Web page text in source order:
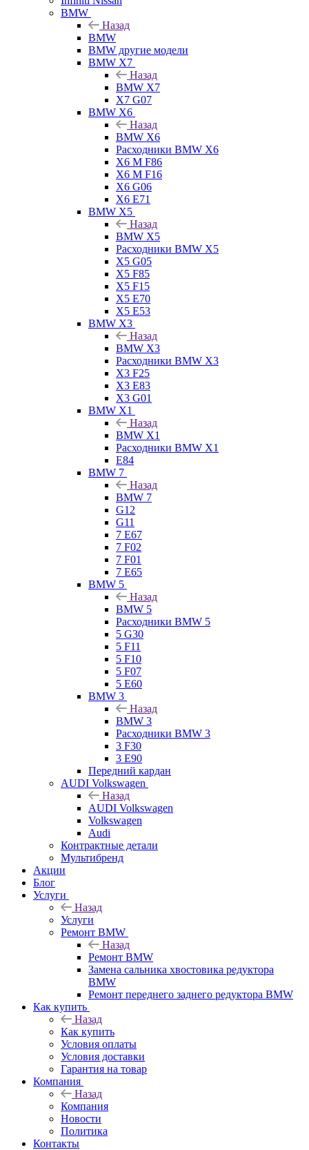
BMW
Назад
BMW
BMW другие модели
BMW X7
Назад
BMW X7
X7 G07
BMW X6
Назад
BMW X6
Расходники BMW X6
X6 M F86
X6 M F16
X6 G06
X6 E71
BMW X5
Назад
BMW X5
Расходники BMW X5
X5 G05
X5 F85
X5 F15
X5 E70
X5 E53
BMW X3
Назад
BMW X3
Расходники BMW X3
X3 F25
X3 E83
X3 G01
BMW X1
Назад
BMW X1
Расходники BMW X1
E84
BMW 7
Назад
BMW 7
G12
G11
7 Е67
7 F02
7 F01
7 E65
BMW 5
Назад
BMW 5
Расходники BMW 5
5 G30
5 F11
5 F10
5 F07
5 E60
BMW 3
Назад
BMW 3
Расходники BMW 3
3 F30
3 E90
Передний кардан
AUDI Volkswagen
Назад
AUDI Volkswagen
Volkswagen
Audi
Контрактные детали
Мультибренд
Акции
Блог
Услуги
Назад
Услуги
Ремонт BMW
Назад
Ремонт BMW
Замена сальника хвостовика редуктора
BMW
Ремонт переднего заднего редуктора BMW
Как купить
Назад
Как купить
Условия оплаты
Условия доставки
Гарантия на товар
Компания
Назад
Компания
Новости
Политика
Контакты